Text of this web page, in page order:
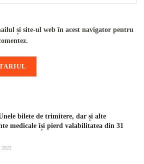
și site-ul web în acest navigator pentru
bilete de trimitere, dar și alte
medicale își pierd valabilitatea din 31
2022